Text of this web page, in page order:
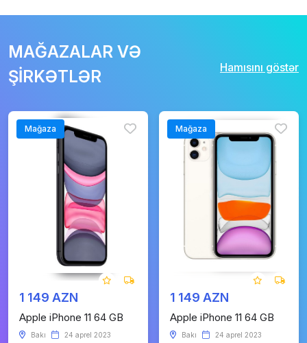
MAĞAZALAR VƏ
ŞİRKƏTLƏR
Hamısını göstər
Mağaza
1 149 AZN
Apple iPhone 11 64 GB
Bakı 24 aprel 2023
Mağaza
1 149 AZN
Apple iPhone 11 64 GB
Bakı 24 aprel 2023